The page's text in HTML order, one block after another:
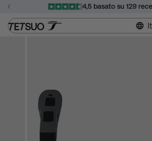
Vai
contenuto
Metti
pausa
4,5 basato su 129